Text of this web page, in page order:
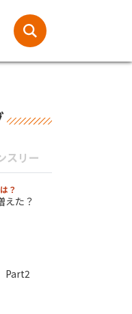
スリー
？
えた？
Part2